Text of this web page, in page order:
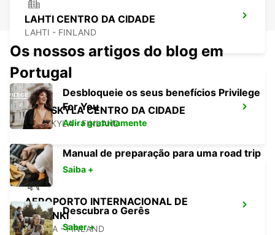
LAHTI CENTRO DA CIDADE
LAHTI - FINLAND
JYVASKYLA CENTRO DA CIDADE
JYVASKYLA - FINLAND
AEROPORTO INTERNACIONAL DE
HELSINKI
VANTAA - FINLAND
Os nossos artigos do blog em
Portugal
Desbloqueie os seus benefícios Privilege
For You
Adira gratuitamente
Manual de preparação para uma road trip
Saiba +
Descubra o Gerês
Saber +